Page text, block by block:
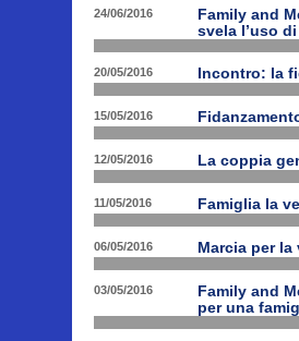
24/06/2016
Family and
svela l’uso
20/05/2016 Incontro: la
15/05/2016
12/05/2016 La coppia
11/05/2016 Famiglia la
06/05/2016 Marcia per la
03/05/2016
Family and
per una